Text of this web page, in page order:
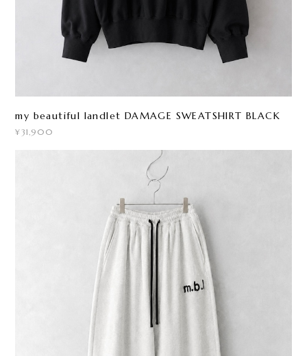
my beautiful landlet DAMAGE SWEATSHIRT BLACK
¥31,900